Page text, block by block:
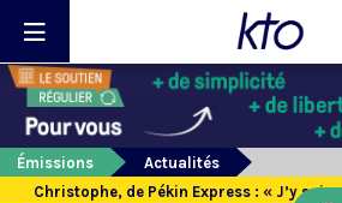
Émissions
Actualités
Christophe, de Pékin Express : « J’y suis